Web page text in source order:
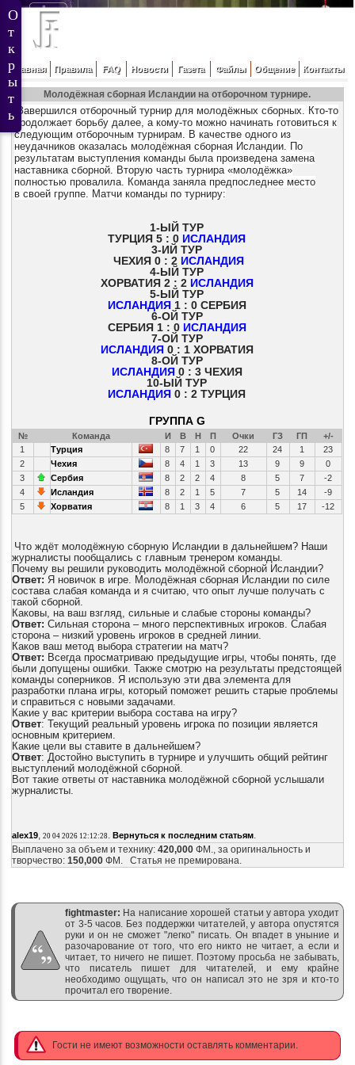
Главная Правила FAQ Новости Газета Файлы Общение Контакты
Молодёжная сборная Исландии на отборочном турнире.
Завершился отборочный турнир для молодёжных сборных. Кто-то
продолжает борьбу далее, а кому-то можно начинать готовиться к
следующим отборочным турнирам. В качестве одного из
неудачников оказалась молодёжная сборная Исландии. По
результатам выступления команды была произведена замена
наставника сборной. Вторую часть турнира «молодёжка»
полностью провалила. Команда заняла предпоследнее место
в своей группе. Матчи команды по турниру:
1-ЫЙ ТУР
ТУРЦИЯ 5 : 0 ИСЛАНДИЯ
3-ИЙ ТУР
ЧЕХИЯ 0 : 2 ИСЛАНДИЯ
4-ЫЙ ТУР
ХОРВАТИЯ 2 : 2 ИСЛАНДИЯ
5-ЫЙ ТУР
ИСЛАНДИЯ1 : 0 СЕРБИЯ
6-ОЙ ТУР
СЕРБИЯ 1 : 0 ИСЛАНДИЯ
7-ОЙ ТУР
ИСЛАНДИЯ 0 : 1 ХОРВАТИЯ
8-ОЙ ТУР
ИСЛАНДИЯ 0 : 3 ЧЕХИЯ
10-ЫЙ ТУР
ИСЛАНДИЯ 0 : 2 ТУРЦИЯ
ГРУППА G
№ Команда И В Н П Очки ГЗ ГП
+/-
1
Турция 8 7 1 0 22 24 1
23
2
Чехия 8 4 1 3 13 9 9
0
3
Сербия 8 2 2 4 8 5 7
-2
4
Исландия 8 2 1 5 7 5 14
-9
5
Хорватия 8 1 3 4 6 5 17 -12
Что ждёт молодёжную сборную Исландии в дальнейшем? Наши
журналисты пообщались с главным тренером команды.
Почему вы решили руководить молодёжной сборной Исландии?
Ответ: Я новичок в игре. Молодёжная сборная Исландии по силе
состава слабая команда и я считаю, что опыт лучше получать с
такой сборной.
Каковы, на ваш взгляд, сильные и слабые стороны команды?
Ответ: Сильная сторона – много перспективных игроков. Слабая
сторона – низкий уровень игроков в средней линии.
Каков ваш метод выбора стратегии на матч?
Ответ: Всегда просматриваю предыдущие игры, чтобы понять, где
были допущены ошибки. Также смотрю на результаты предстоящей
команды соперников. Я использую эти два элемента для
разработки плана игры, который поможет решить старые проблемы
и справиться с новыми задачами.
Какие у вас критерии выбора состава на игру?
Ответ: Текущий реальный уровень игрока по позиции является
основным критерием.
Какие цели вы ставите в дальнейшем?
Ответ: Достойно выступить в турнире и улучшить общий рейтинг
выступлений молодёжной сборной.
Вот такие ответы от наставника молодёжной сборной услышали
журналисты.
alex19, 20 04 2026 12:12:28 . Вернуться к последним статьям.
Выплачено за объем и технику: 420,000ФМ., за оригинальность и
творчество: 150,000ФМ. Статья не премирована.
fightmaster: На написание хорошей статьи у автора уходит
от 3-5 часов. Без поддержки читателей, у автора опустятся
руки и он не сможет "легко" писать. Он впадет в уныние и
разочарование от того, что его никто не читает, а если и
читает, то ничего не пишет. Поэтому просьба не забывать,
что писатель пишет для читателей, и ему крайне
необходимо ощущать, что он написал это не зря и кто-то
прочитал его творение.
Гости не имеют возможности оставлять комментарии.